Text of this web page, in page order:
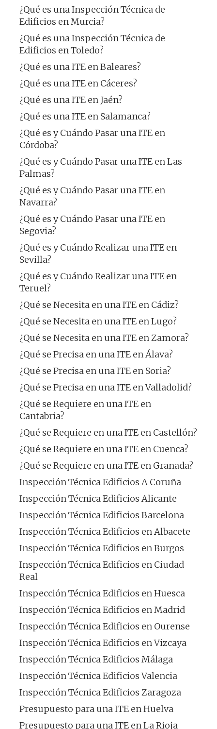
¿Qué es una Inspección Técnica de
Edificios en Murcia?
¿Qué es una Inspección Técnica de
Edificios en Toledo?
¿Qué es una ITE en Baleares?
¿Qué es una ITE en Cáceres?
¿Qué es una ITE en Jaén?
¿Qué es una ITE en Salamanca?
¿Qué es y Cuándo Pasar una ITE en
Córdoba?
¿Qué es y Cuándo Pasar una ITE en Las
Palmas?
¿Qué es y Cuándo Pasar una ITE en
Navarra?
¿Qué es y Cuándo Pasar una ITE en
Segovia?
¿Qué es y Cuándo Realizar una ITE en
Sevilla?
¿Qué es y Cuándo Realizar una ITE en
Teruel?
¿Qué se Necesita en una ITE en Cádiz?
¿Qué se Necesita en una ITE en Lugo?
¿Qué se Necesita en una ITE en Zamora?
¿Qué se Precisa en una ITE en Álava?
¿Qué se Precisa en una ITE en Soria?
¿Qué se Precisa en una ITE en Valladolid?
¿Qué se Requiere en una ITE en
Cantabria?
¿Qué se Requiere en una ITE en Castellón?
¿Qué se Requiere en una ITE en Cuenca?
¿Qué se Requiere en una ITE en Granada?
Inspección Técnica Edificios A Coruña
Inspección Técnica Edificios Alicante
Inspección Técnica Edificios Barcelona
Inspección Técnica Edificios en Albacete
Inspección Técnica Edificios en Burgos
Inspección Técnica Edificios en Ciudad
Real
Inspección Técnica Edificios en Huesca
Inspección Técnica Edificios en Madrid
Inspección Técnica Edificios en Ourense
Inspección Técnica Edificios en Vizcaya
Inspección Técnica Edificios Málaga
Inspección Técnica Edificios Valencia
Inspección Técnica Edificios Zaragoza
Presupuesto para una ITE en Huelva
Presupuesto para una ITE en La Rioja